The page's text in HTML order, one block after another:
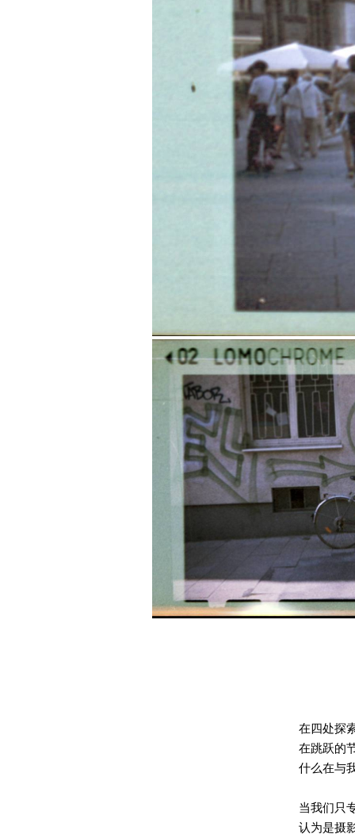
在四处探
在跳跃的
什么在与
当我们只
认为是摄